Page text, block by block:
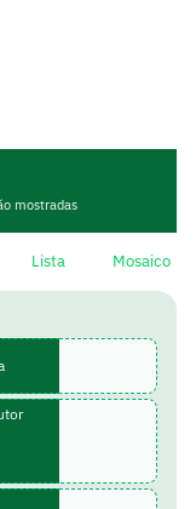
mostradas
Lista Mosaico